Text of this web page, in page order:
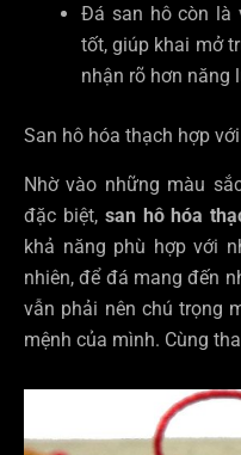
Đá san hô còn là
tốt, giúp khai mở
nhận rõ hơn năng
San hô hóa thạch hợp
Nhờ vào những màu
đặc biệt, san hô hóa
khả năng phù hợp với
nhiên, để đá mang đến
vẫn phải nên chú trọng
mệnh của mình. Cùng